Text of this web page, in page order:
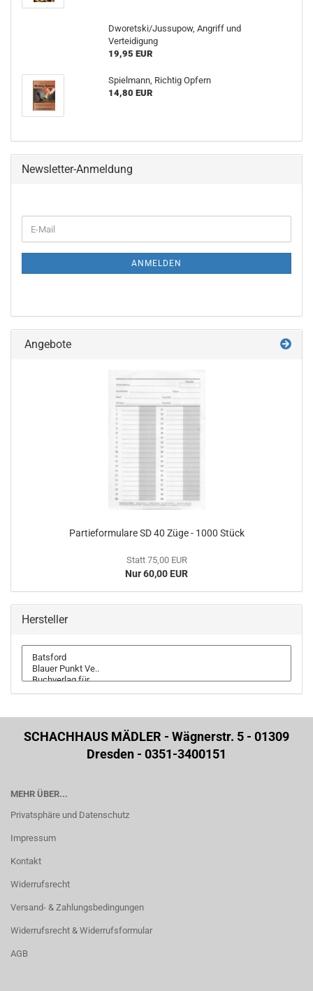
Dworetski/Jussupow, Angriff und
Verteidigung
19,95 EUR
Spielmann, Richtig Opfern
14,80 EUR
Newsletter-Anmeldung
ZUR
E-
Mail
ANMELDEN
Angebote
Partieformulare SD 40 Züge - 1000 Stück
Statt 75,00 EUR
Nur 60,00 EUR
Hersteller
SCHACHHAUS MÄDLER - Wägnerstr. 5 - 01309
Dresden - 0351-3400151
MEHR ÜBER...
Privatsphäre und Datenschutz
Impressum
Kontakt
Widerrufsrecht
Versand- & Zahlungsbedingungen
Widerrufsrecht & Widerrufsformular
AGB